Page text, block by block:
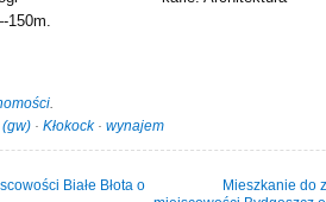
.
(gw) · Kłokock· wynajem
Białe Błota o
Mieszkanie do